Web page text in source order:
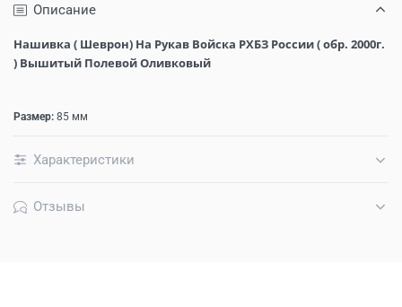
Описание
Нашивка ( Шеврон) На Рукав Войска РХБЗ России ( обр. 2000г.
) Вышитый Полевой Оливковый
Размер: 85 мм
Характеристики
Отзывы